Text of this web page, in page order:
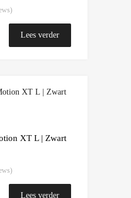
Lees verder
XT L | Zwart
Lees verder